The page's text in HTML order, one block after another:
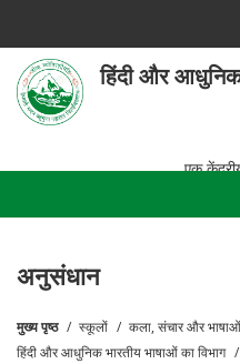
main
content
हिंदी और आधुनिक
हेमवती नंदन
एक केंद्रीय
अनुसंधान
पग
मुख्य पृष्ठ स्कूलों
कला, संचार और
हिंदी और आधुनिक भारतीय भाषाओं का विभाग